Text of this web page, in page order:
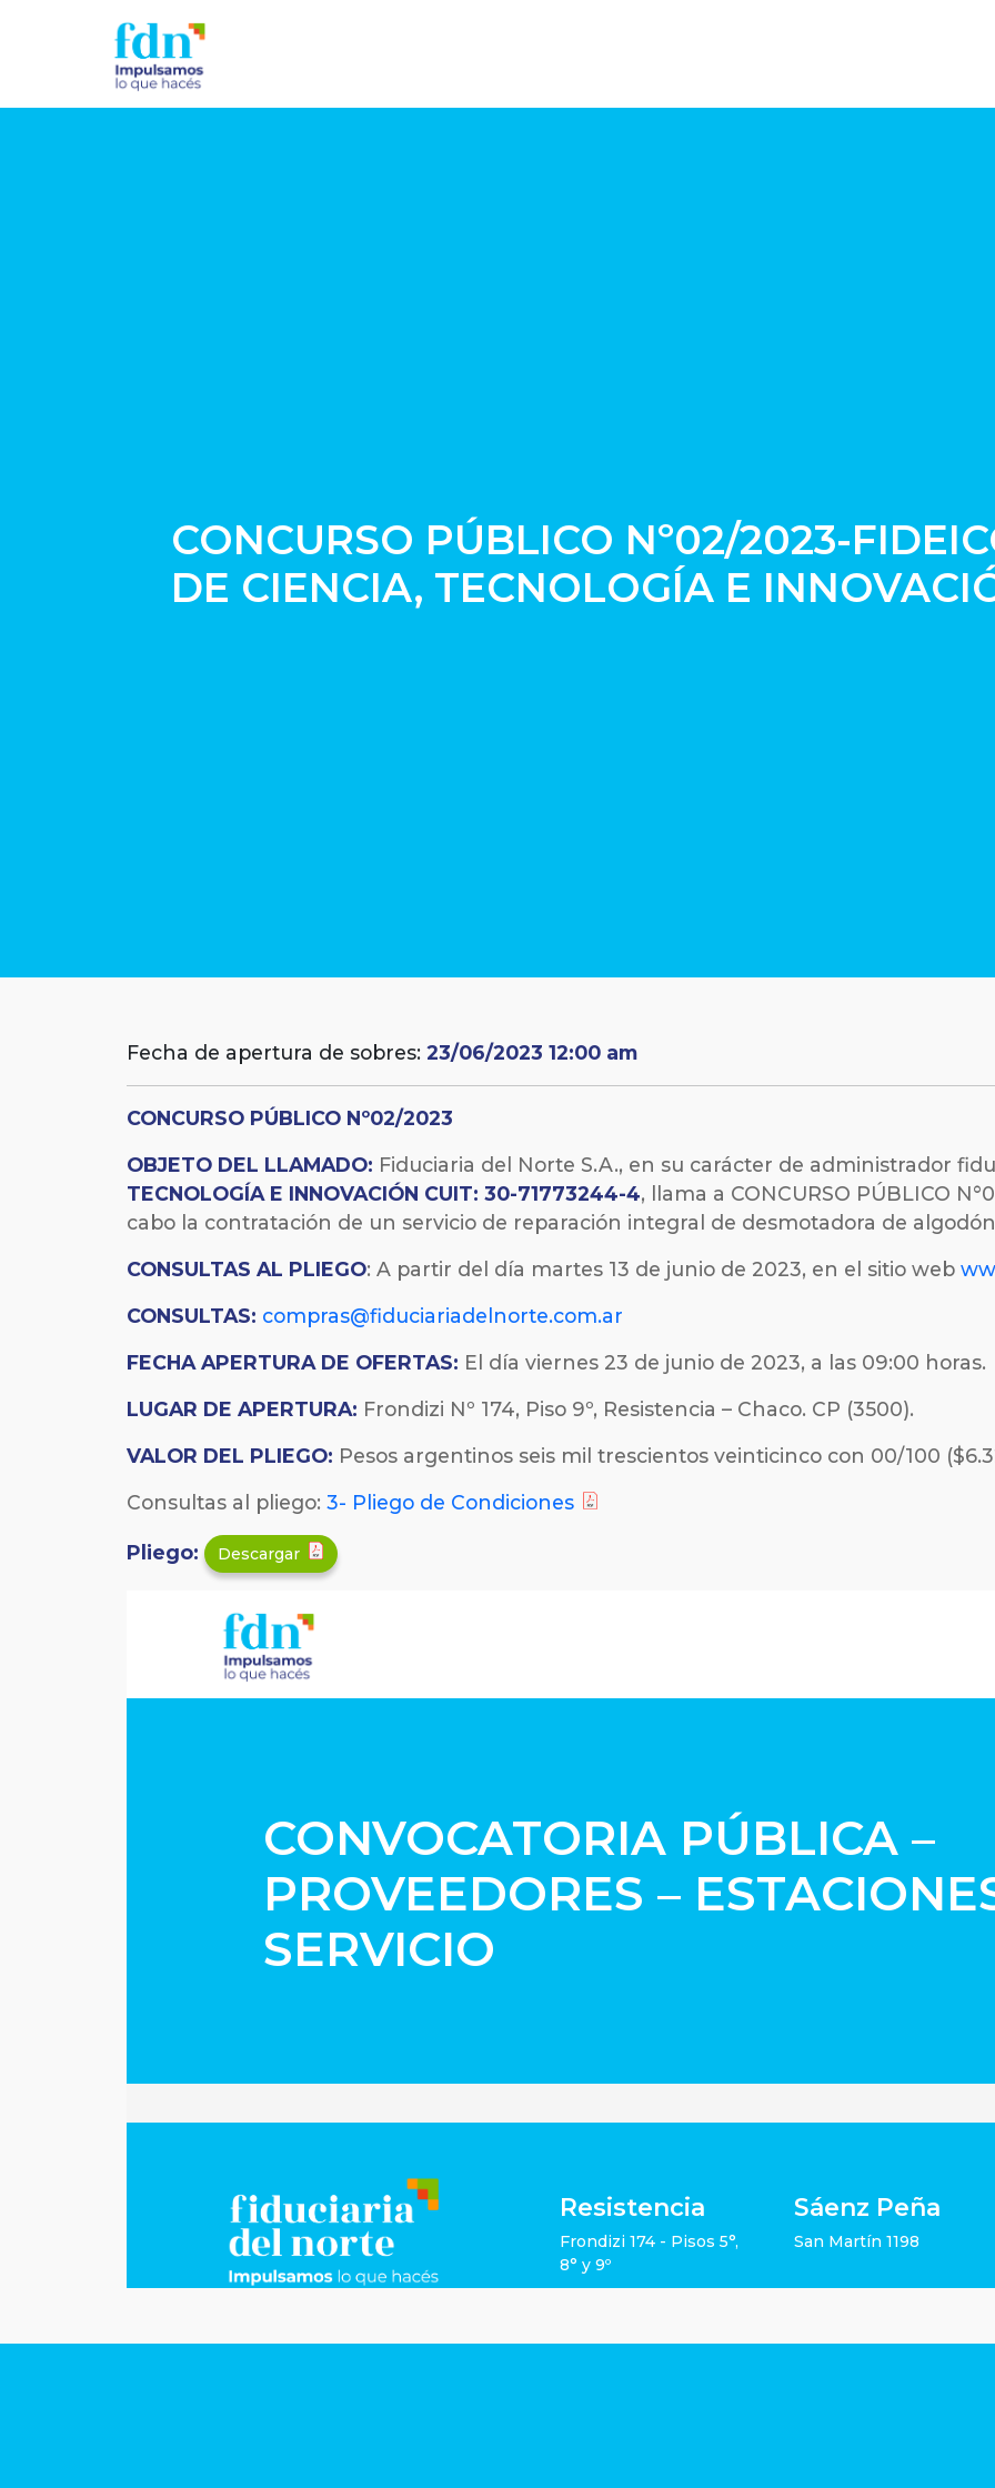
CONCURSO PÚBLICO Nº02/2023-
DE CIENCIA, TECNOLOGÍA E
Fecha de apertura de sobres: 23/06/2023 12:00 am
CONCURSO PÚBLICO Nº02/2023
OBJETO DEL LLAMADO: Fiduciaria del Norte S.A., en su carácter de administrador
TECNOLOGÍA E INNOVACIÓN CUIT: 30-71773244-4, llama a CONCURSO PÚBLICO
cabo la contratación de un servicio de reparación integral de desmotadora de
CONSULTAS AL PLIEGO: A partir del día martes 13 de junio de 2023, en el sitio web
CONSULTAS: compras@fiduciariadelnorte.com.ar
FECHA APERTURA DE OFERTAS: El día viernes 23 de junio de 2023, a las 09:00 horas.
LUGAR DE APERTURA: Frondizi Nº 174, Piso 9º, Resistencia – Chaco. CP (3500).
VALOR DEL PLIEGO: Pesos argentinos seis mil trescientos veinticinco con 00/100
Consultas al pliego: 3- Pliego de Condiciones
Pliego: Descargar